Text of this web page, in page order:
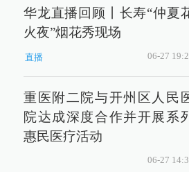
华龙直播回顾丨长寿“仲夏
火夜”烟花秀现场
直播 06-27
重医附二院与开州区人民
院达成深度合作并开展系
惠民医疗活动
06-27